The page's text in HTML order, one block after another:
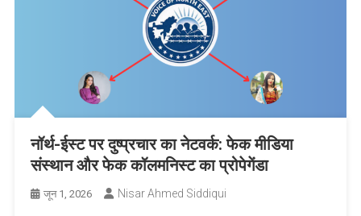
नॉर्थ-ईस्ट पर दुष्प्रचार का नेटवर्क: फेक मीडिया
संस्थान और फेक कॉलमनिस्ट का प्रोपेगेंडा
जून 1, 2026 Nisar Ahmed Siddiqui